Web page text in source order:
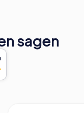
sagen